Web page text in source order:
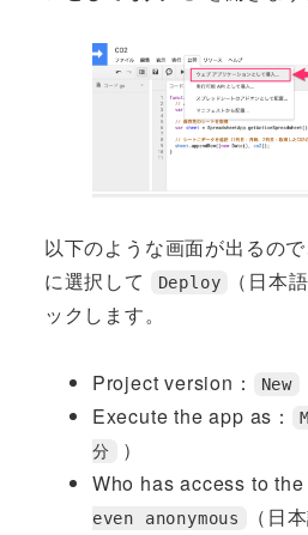
以下のような画面が出るの
に選択して
Deploy （日本
ックします。
Project version： New
Execute the app as：
分
）
Who has access to the
even anonymous
（日